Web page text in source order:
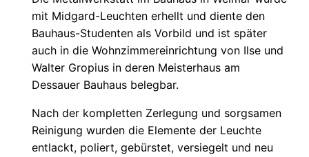
mit Midgard-Leuchten erhellt und diente den
Bauhaus-Studenten als Vorbild und ist später
auch in die Wohnzimmereinrichtung von Ilse und
Walter Gropius in deren Meisterhaus am
Dessauer Bauhaus belegbar.
Nach der kompletten Zerlegung und sorgsamen
Reinigung wurden die Elemente der Leuchte
entlackt, poliert, gebürstet, versiegelt und neu